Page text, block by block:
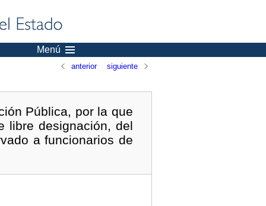
Menú
anterior siguiente
Pública, por la que
libre designación, del
a funcionarios de